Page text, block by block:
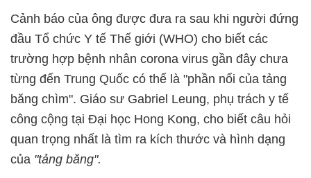
Cảnh báo của ông được đưa ra sau khi người đứng
đầu Tổ chức Y tế Thế giới (WHO) cho biết các
trường hợp bệnh nhân corona virus gần đây chưa
từng đến Trung Quốc có thể là "phần nổi của tảng
băng chìm". Giáo sư Gabriel Leung, phụ trách y tế
công cộng tại Đại học Hong Kong, cho biết câu hỏi
quan trọng nhất là tìm ra kích thước và hình dạng
của "tảng băng".